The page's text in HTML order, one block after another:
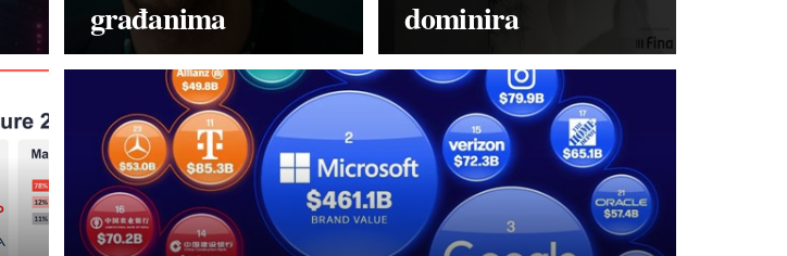
građanima
dominira